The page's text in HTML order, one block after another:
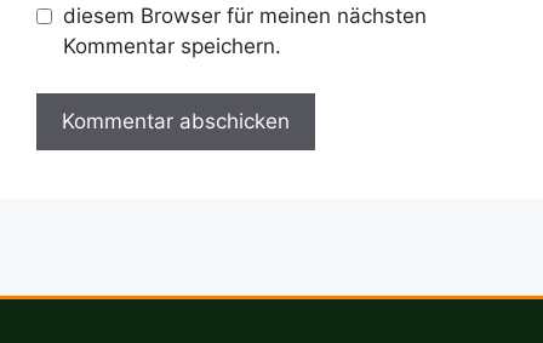
diesem Browser für meinen nächsten
Kommentar speichern.